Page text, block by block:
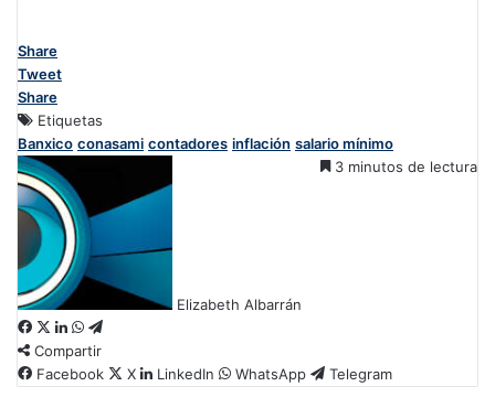
Share
Tweet
Share
Etiquetas
Banxico conasami contadores inflación salario mínimo
Elizabeth Albarrán
3 minutos de lectura
F
a
c
X L
i
n
W
h
a l
Compartir
Facebook
X LinkedIn WhatsApp Telegram